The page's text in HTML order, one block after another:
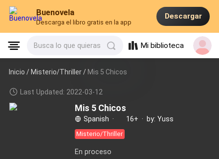
Buenovela
Descarga el libro gratis en la app
Descargar
Busca lo que quieras Mi biblioteca
Inicio /Misterio/Thriller/ Mis 5 Chicos
Last Updated: 2022-03-12
Mis 5 Chicos
Spanish · 16+ · by: Yuss
Misterio/Thriller
En proceso